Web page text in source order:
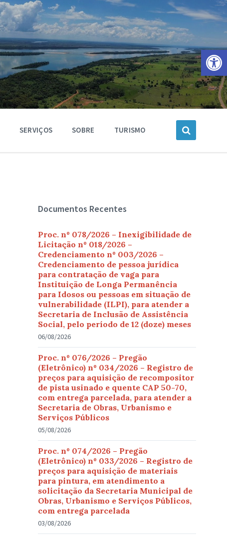
Barra de Ferramentas Aberta
SERVIÇOS SOBRE TURISMO
Documentos Recentes
Proc. nº 078/2026 – Inexigibilidade de
Licitação nº 018/2026 –
Credenciamento nº 003/2026 –
Credenciamento de pessoa jurídica
para contratação de vaga para
Instituição de Longa Permanência
para Idosos ou pessoas em situação de
vulnerabilidade (ILPI), para atender a
Secretaria de Inclusão de Assistência
Social, pelo período de 12 (doze) meses
06/08/2026
Proc. nº 076/2026 – Pregão
(Eletrônico) nº 034/2026 – Registro de
preços para aquisição de recompositor
de pista usinado e quente CAP 50-70,
com entrega parcelada, para atender a
Secretaria de Obras, Urbanismo e
Serviços Públicos
05/08/2026
Proc. nº 074/2026 – Pregão
(Eletrônico) nº 033/2026 – Registro de
preços para aquisição de materiais
para pintura, em atendimento a
solicitação da Secretaria Municipal de
Obras, Urbanismo e Serviços Públicos,
com entrega parcelada
03/08/2026